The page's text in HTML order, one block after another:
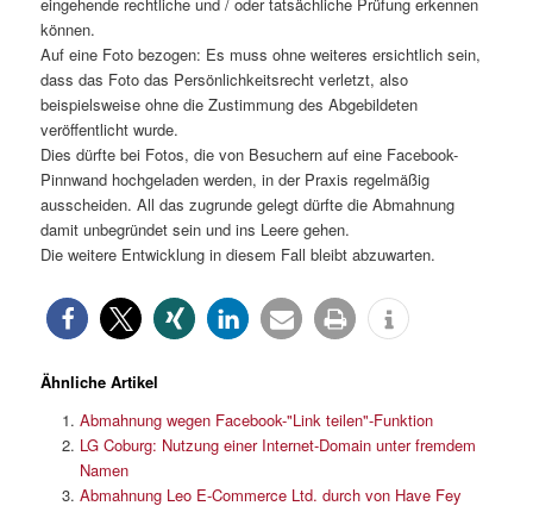
können.
Auf eine Foto bezogen: Es muss ohne weiteres ersichtlich sein,
dass das Foto das Persönlichkeitsrecht verletzt, also
beispielsweise ohne die Zustimmung des Abgebildeten
veröffentlicht wurde.
Dies dürfte bei Fotos, die von Besuchern auf eine Facebook-
Pinnwand hochgeladen werden, in der Praxis regelmäßig
ausscheiden. All das zugrunde gelegt dürfte die Abmahnung
damit unbegründet sein und ins Leere gehen.
Die weitere Entwicklung in diesem Fall bleibt abzuwarten.
Ähnliche Artikel
Abmahnung wegen Facebook-"Link teilen"-Funktion
LG Coburg: Nutzung einer Internet-Domain unter fremdem
Namen
Abmahnung Leo E-Commerce Ltd. durch von Have Fey